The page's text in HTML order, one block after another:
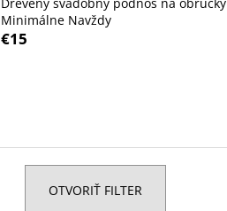
Minimálne Navždy
€15
OTVORIŤ FILTER
ML